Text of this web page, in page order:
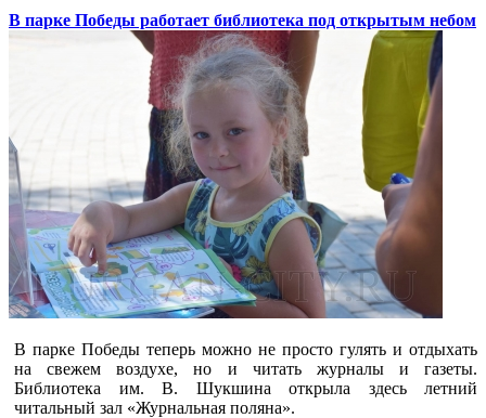
В парке Победы работает библиотека под открытым небом
В парке Победы теперь можно не просто гулять и отдыхать
на свежем воздухе, но и читать журналы и газеты.
Библиотека им. В. Шукшина открыла здесь летний
читальный зал «Журнальная поляна».